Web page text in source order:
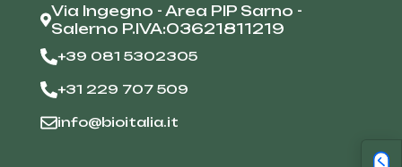
Via Ingegno - Area PIP Sarno -
Salerno P.IVA:03621811219
+39 081 5302305
+31 229 707 509
info@bioitalia.it